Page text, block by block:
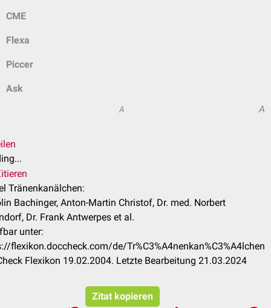
CME
Flexa
Piccer
Ask
A A
Tränenkanälchen:
Bachinger, Anton-Martin Christof, Dr. med. Norbert
Dr. Frank Antwerpes et al.
unter:
flexikon.doccheck.com/de/Tr%C3%A4nenkan%C3%A4lchen
Flexikon 19.02.2004. Letzte Bearbeitung 21.03.2024
Zitat kopieren